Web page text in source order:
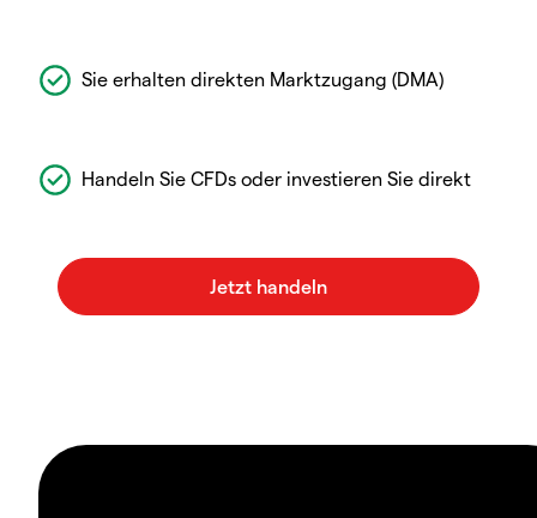
Sie erhalten direkten Marktzugang (DMA)
Handeln Sie CFDs oder investieren Sie direkt